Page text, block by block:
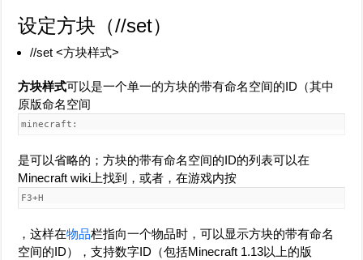
设定方块（//set）
//set <方块样式>
方块样式可以是一个单一的方块的带有命名空间的ID（其中
原版命名空间
minecraft:
是可以省略的；方块的带有命名空间的ID的列表可以在
Minecraft wiki上找到，或者，在游戏内按
F3+H
，这样在物品栏指向一个物品时，可以显示方块的带有命名
空间的ID），支持数字ID（包括Minecraft 1.13以上的版